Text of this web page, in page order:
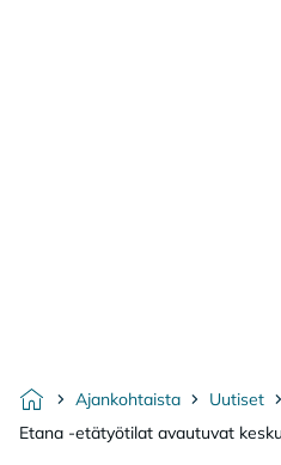
Etusivu
Ajankohtaista
Uutiset
Etana -etätyötilat avautuvat